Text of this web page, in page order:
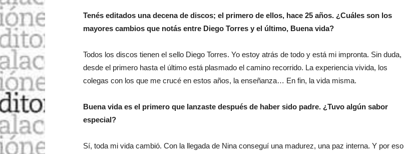
Tenés editados una decena de discos; el primero de ellos, hace 25 años. ¿Cuáles son los
mayores cambios que notás entre Diego Torres y el último, Buena vida?
Todos los discos tienen el sello Diego Torres. Yo estoy atrás de todo y está mi impronta. Sin duda,
desde el primero hasta el último está plasmado el camino recorrido. La experiencia vivida, los
colegas con los que me crucé en estos años, la enseñanza… En fin, la vida misma.
Buena vida es el primero que lanzaste después de haber sido padre. ¿Tuvo algún sabor
especial?
Sí, toda mi vida cambió. Con la llegada de Nina conseguí una madurez, una paz interna. Y por eso